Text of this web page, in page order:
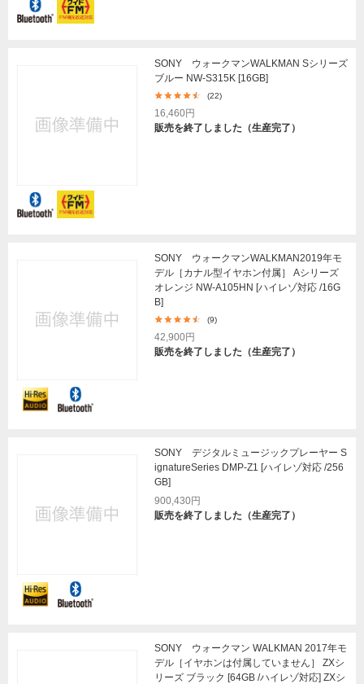
SONY ウォークマンWALKMAN Sシリーズ
ブルー NW-S315K [16GB]
(22)
16,460円
販売を終了しました（生産完了）
SONY ウォークマンWALKMAN2019年モ
デル［カナル型イヤホン付属］ Aシリーズ
オレンジ NW-A105HN [ハイレゾ対応 /16G
B]
(9)
42,900円
販売を終了しました（生産完了）
SONY デジタルミュージックプレーヤー S
ignatureSeries DMP-Z1 [ハイレゾ対応 /256
GB]
900,430円
販売を終了しました（生産完了）
SONY ウォークマン WALKMAN 2017年モ
デル［イヤホンは付属していません］ ZXシ
リーズ ブラック [64GB /ハイレゾ対応] ZXシ